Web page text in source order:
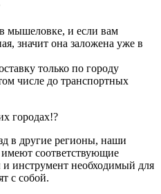
мышеловке, и если вам
значит она заложена уже в
только по городу
числе до транспортных
городах!?
в другие регионы, наши
соответствующие
и инструмент необходимый для
с собой.